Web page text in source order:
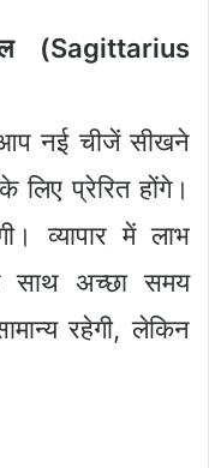
(Sagittarius
नई चीजें सीखने
प्रेरित होंगे।
व्यापार में लाभ
साथ अच्छा समय
रहेगी, लेकिन